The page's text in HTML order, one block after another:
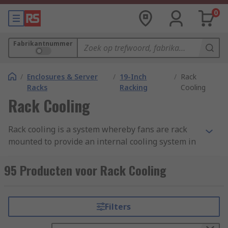
0
Fabrikantnummer
/ Enclosures & Server
Racks
/ 19-Inch
Racking
/ Rack
Cooling
Rack Cooling
Rack cooling is a system whereby fans are rack
mounted to provide an internal cooling system in
generated and which needs to be controlled. For
example, high density heat loads inside server
to the high amount of heat they emit and use
rack cooling to achieve this. Rack cooling is also
95 Producten voor Rack Cooling
Filters